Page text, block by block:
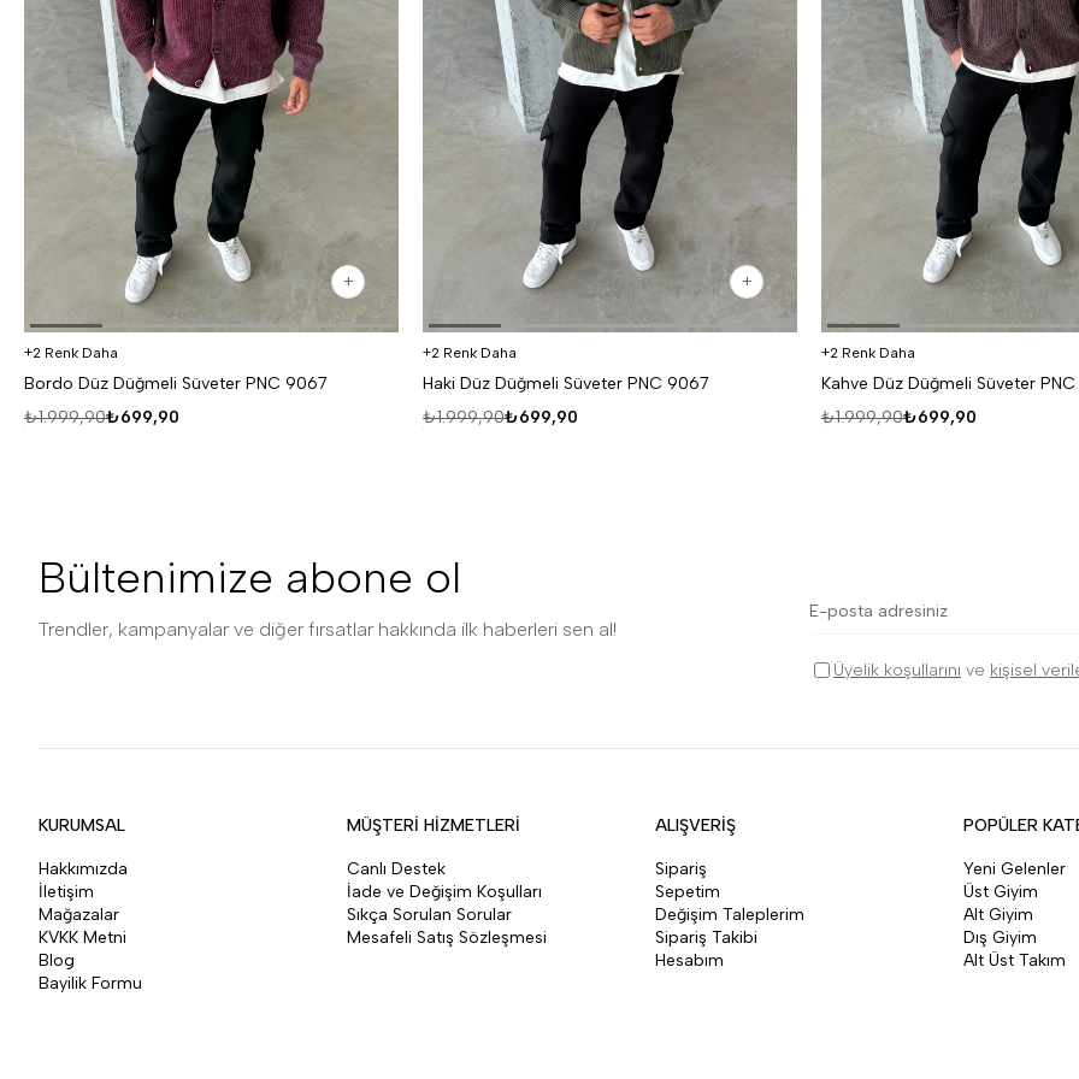
2 Renk Daha
Bordo Düz Düğmeli Süveter PNC 9067
₺699,90
₺1.999,90
2 Renk Daha
Haki Düz Düğmeli Süveter PNC 9067
₺699,90
₺1.999,90
2 Renk Daha
Kahve Düz Düğmeli Süveter
₺699,90
₺1.999,90
Bültenimize abone ol
Trendler, kampanyalar ve diğer fırsatlar hakkında ilk haberleri sen al!
Üyelik koşullarını ve kişisel
KURUMSAL
Hakkımızda
İletişim
Mağazalar
KVKK Metni
Blog
Bayilik Formu
MÜŞTERİ HİZMETLERİ
Canlı Destek
İade ve Değişim Koşulları
Sıkça Sorulan Sorular
Mesafeli Satış Sözleşmesi
ALIŞVERİŞ
Sipariş
Sepetim
Değişim Taleplerim
Sipariş Takibi
Hesabım
POPÜLER
Yeni Gelenler
Üst Giyim
Alt Giyim
Dış Giyim
Alt Üst Takım